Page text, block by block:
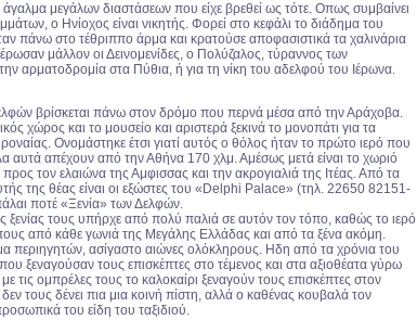
μεγάλων διαστάσεων που είχε βρεθεί ως τότε. Οπως συμβαίνει
ο Ηνίοχος είναι νικητής. Φορεί στο κεφάλι το διάδημα του
πάνω στο τέθριππο άρμα και κρατούσε αποφασιστικά τα χαλινάρια
μάλλον οι Δεινομενίδες, ο Πολύζαλος, τύραννος των
αρματοδρομία στα Πύθια, ή για τη νίκη του αδελφού του Ιέρωνα.
βρίσκεται πάνω στον δρόμο που περνά μέσα από την Αράχοβα.
χώρος και το μουσείο και αριστερά ξεκινά το μονοπάτι για τα
Ονομάστηκε έτσι γιατί αυτός ο θόλος ήταν το πρώτο ιερό που
αυτά απέχουν από την Αθήνα 170 χλμ. Αμέσως μετά είναι το χωριό
τον ελαιώνα της Αμφισσας και την ακρογιαλιά της Ιτέας. Από τα
της θέας είναι οι εξώστες του «Delphi Palace» (τηλ. 22650 82151-
ποτέ «Ξενία» των Δελφών.
ξενίας τους υπήρχε από πολύ παλιά σε αυτόν τον τόπο, καθώς το ιερό
από κάθε γωνιά της Μεγάλης Ελλάδας και από τα ξένα ακόμη.
περιηγητών, ασίγαστο αιώνες ολόκληρους. Ηδη από τα χρόνια του
ξεναγούσαν τους επισκέπτες στο τέμενος και στα αξιοθέατα γύρω
τις ομπρέλες τους το καλοκαίρι ξεναγούν τους επισκέπτες στον
τους δένει πια μια κοινή πίστη, αλλά ο καθένας κουβαλά τον
του είδη του ταξιδιού.